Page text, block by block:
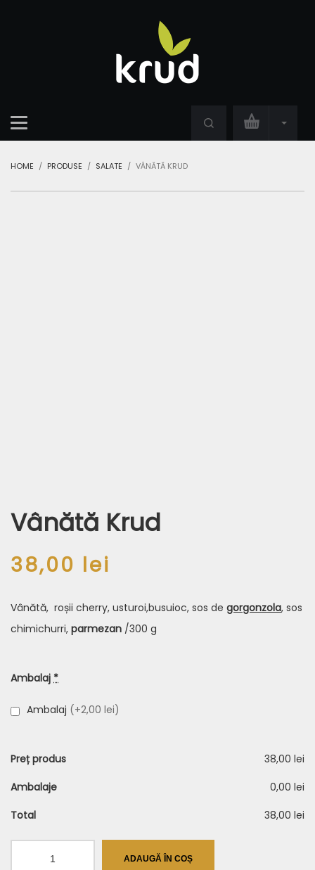
HOME PRODUSE SALATE VÂNĂTĂ KRUD
Vânătă Krud
38,00 lei
Vânătă, roșii cherry, usturoi,busuioc, sos de gorgonzola, sos
chimichurri, parmezan /300 g
Ambalaj *
Ambalaj (+2,00 lei)
Preț produs
38,00 lei
Ambalaje
0,00 lei
Total
38,00 lei
ADAUGĂ ÎN COȘ